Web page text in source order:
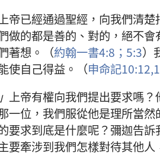
帝已經通過聖經 ， 向我們清楚
做的都是善的 、 對的 ， 絕不會
著想 。（約翰一書4:8； 5:3）
使自己得益 。（申命記
上帝有權向我們提出要求嗎 ？
一位 ， 我們服從他是理所當然
要求到底是什麼呢？彌迦告訴
要牽涉到我們怎樣對待其他人